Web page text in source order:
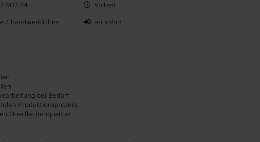
Vollzeit
/ handwerkliches
ab sofort
bei Bedarf
Produktionsprozess
Oberflächenqualität